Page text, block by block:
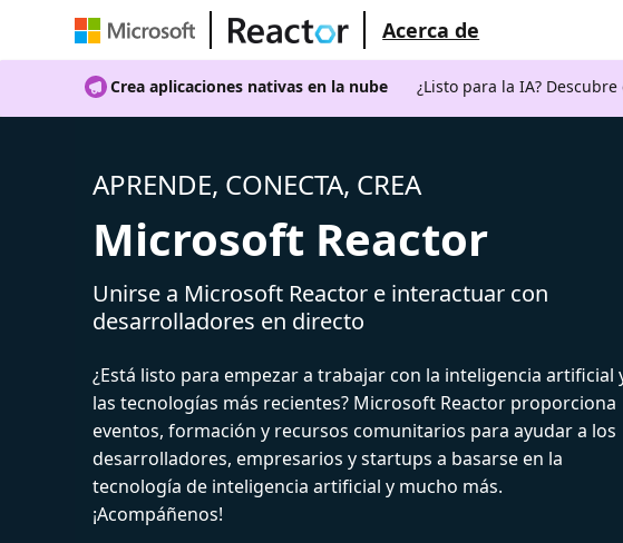
Acerca de
Crea aplicaciones nativas en la nube ¿Listo para la IA?
APRENDE, CONECTA, CREA
Microsoft Reactor
Unirse a Microsoft Reactor e interactuar con
desarrolladores en directo
¿Está listo para empezar a trabajar con la inteligencia artificial
las tecnologías más recientes? Microsoft Reactor proporciona
eventos, formación y recursos comunitarios para ayudar a los
desarrolladores, empresarios y startups a basarse en la
tecnología de inteligencia artificial y mucho más.
¡Acompáñenos!